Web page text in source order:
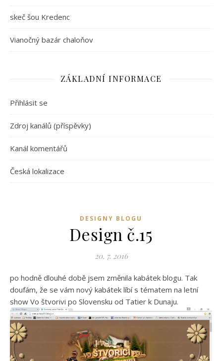
skeč šou Kredenc
Vianočný bazár chaloňov
ZÁKLADNÍ INFORMACE
Přihlásit se
Zdroj kanálů (příspěvky)
Kanál komentářů
Česká lokalizace
DESIGNY BLOGU
Design č.15
20. 7. 2016
po hodně dlouhé době jsem změnila kabátek blogu. Tak
doufám, že se vám nový kabátek líbí s tématem na letní
show Vo štvorivi po Slovensku od Tatier k Dunaju.